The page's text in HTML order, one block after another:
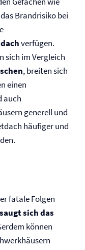
Brandrisiko bei
verfügen.
sich im Vergleich
, breiten sich
einen
auch
generell und
häufiger und
fatale Folgen
saugt sich das
können